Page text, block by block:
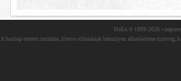
DuEn © 1999-2026 •
A honlap eredeti tartalma, illetve oldalainak bármilyen alkotóeleme (szöveg,